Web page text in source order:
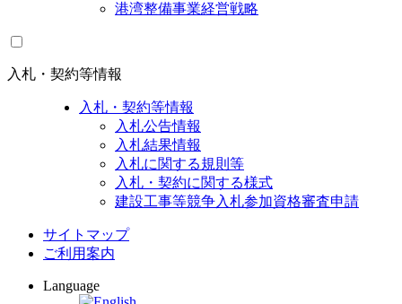
港湾整備事業経営戦略
入札・契約等情報
入札・契約等情報
入札公告情報
入札結果情報
入札に関する規則等
入札・契約に関する様式
建設工事等競争入札参加資格審査申請
サイトマップ
ご利用案内
Language